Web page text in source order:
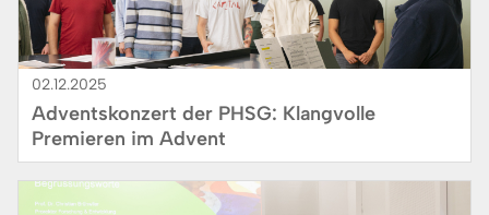
02.12.2025
Adventskonzert der PHSG: Klangvolle
Premieren im Advent
Bild